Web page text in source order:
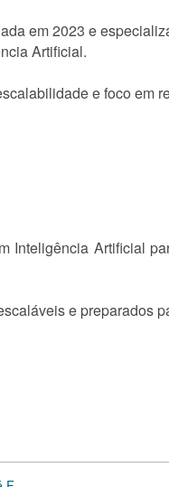
em 2023 e
Artificial.
e foco em
Inteligência Artificial
e preparados